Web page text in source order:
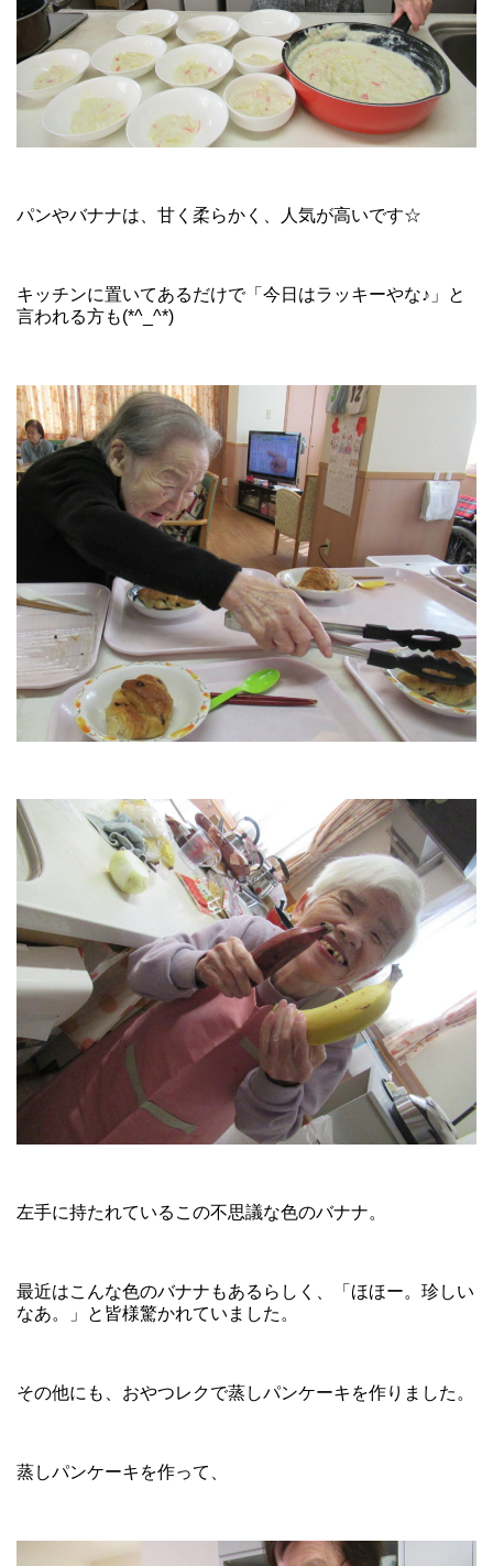
パンやバナナは、甘く柔らかく、人気が高いです☆
キッチンに置いてあるだけで「今日はラッキーやな♪」と
言われる方も(*^_^*)
左手に持たれているこの不思議な色のバナナ。
最近はこんな色のバナナもあるらしく、「ほほー。珍しい
なあ。」と皆様驚かれていました。
その他にも、おやつレクで蒸しパンケーキを作りました。
蒸しパンケーキを作って、